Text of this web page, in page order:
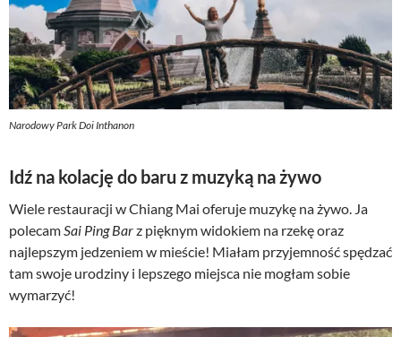
Narodowy Park Doi Inthanon
Idź na kolację do baru z muzyką na żywo
Wiele restauracji w Chiang Mai oferuje muzykę na żywo. Ja
polecamSai Ping Barz pięknym widokiem na rzekę oraz
najlepszym jedzeniem w mieście! Miałam przyjemność spędzać
tam swoje urodziny i lepszego miejsca nie mogłam sobie
wymarzyć!